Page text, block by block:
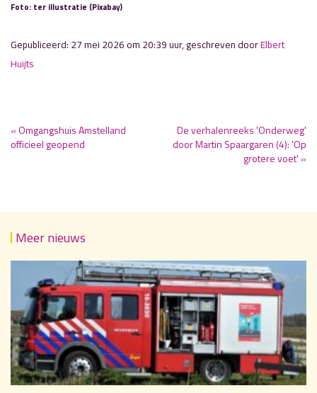
Foto: ter illustratie (Pixabay)
Gepubliceerd: 27 mei 2026 om 20:39 uur, geschreven doorElbert
Huijts
« Omgangshuis Amstelland
officieel geopend
De verhalenreeks 'Onderweg'
door Martin Spaargaren (4): 'Op
grotere voet' »
Meer nieuws